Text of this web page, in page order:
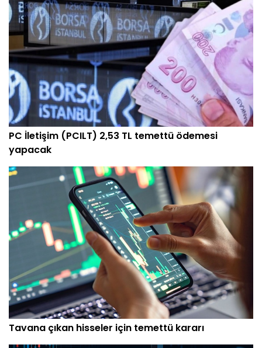
PC İletişim (PCILT) 2,53 TL temettü ödemesi
yapacak
Tavana çıkan hisseler için temettü kararı